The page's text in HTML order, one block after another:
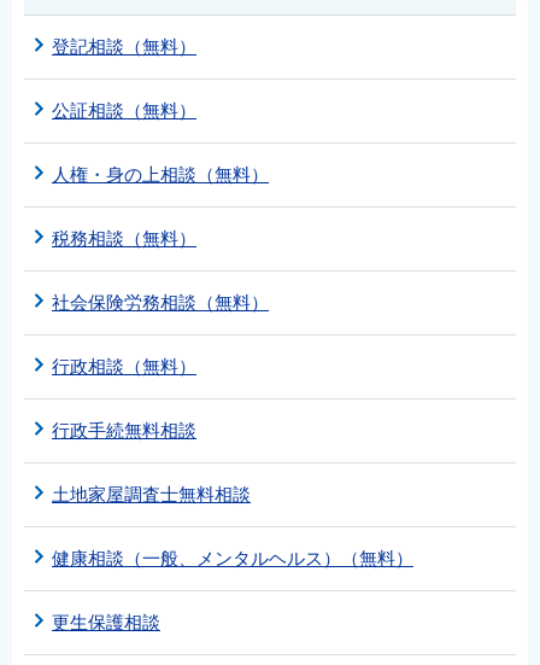
登記相談（無料）
公証相談（無料）
人権・身の上相談（無料）
税務相談（無料）
社会保険労務相談（無料）
行政相談（無料）
行政手続無料相談
土地家屋調査士無料相談
健康相談（一般、メンタルヘルス）（無料）
更生保護相談